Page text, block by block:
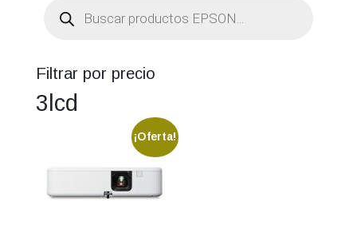
productos
Filtrar por precio
3lcd
¡Oferta!